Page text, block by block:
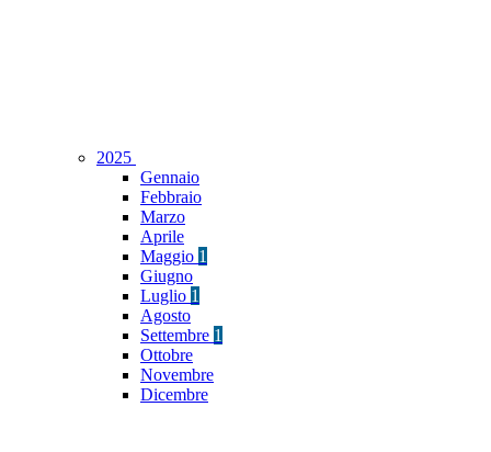
2025
Gennaio
Febbraio
Marzo
Aprile
Maggio 1
Giugno
Luglio 1
Agosto
Settembre 1
Ottobre
Novembre
Dicembre